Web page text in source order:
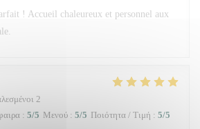
! Accueil chaleureux et personnel aux
2
: 5/5 Μενού : 5/5 Ποιότητα / Τιμή : 5/5